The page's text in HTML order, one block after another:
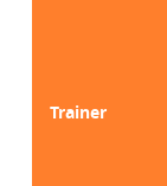
Trainer